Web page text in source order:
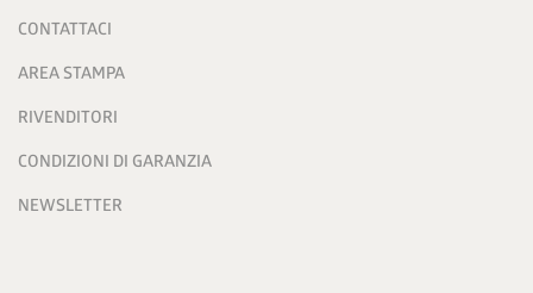
CONTATTACI
AREA STAMPA
RIVENDITORI
CONDIZIONI DI GARANZIA
NEWSLETTER